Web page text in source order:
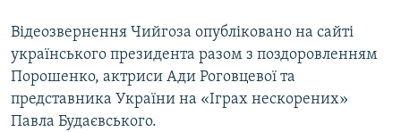
Відеозвернення Чийгоза опубліковано на сайті
українського президента разом з поздоровленням
Порошенко, актриси Ади Роговцевої та
представника України на «Іграх нескорених»
Павла Будаєвського.